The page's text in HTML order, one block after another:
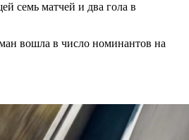
семь матчей и два гола в
вошла в число номинантов на